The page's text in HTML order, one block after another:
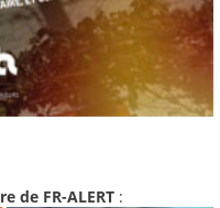
de FR-ALERT :